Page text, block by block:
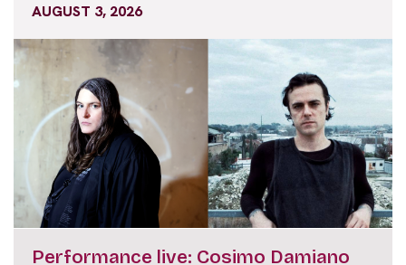
AUGUST 3, 2026
Performance live: Cosimo Damiano